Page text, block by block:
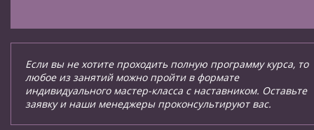
Если вы не хотите проходить полную программу курса, то
любое из занятий можно пройти в формате
индивидуального мастер-класса с наставником. Оставьте
заявку и наши менеджеры проконсультируют вас.